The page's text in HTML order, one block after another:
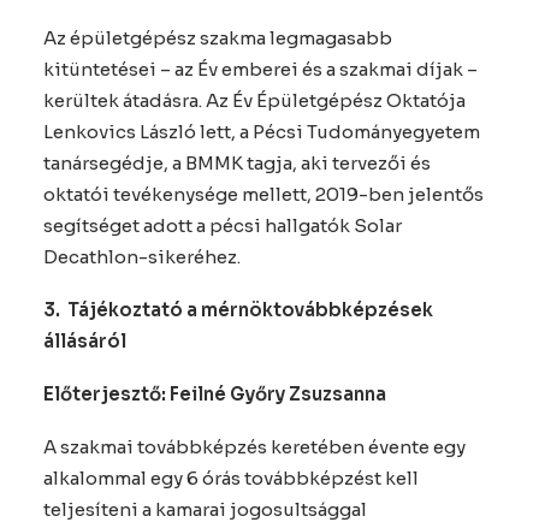
Az épületgépész szakma legmagasabb
kitüntetései – az Év emberei és a szakmai díjak –
kerültek átadásra. Az Év Épületgépész Oktatója
Lenkovics László lett, a Pécsi Tudományegyetem
tanársegédje, a BMMK tagja, aki tervezői és
oktatói tevékenysége mellett, 2019-ben jelentős
segítséget adott a pécsi hallgatók Solar
Decathlon-sikeréhez.
3. Tájékoztató a mérnöktovábbképzések
állásáról
Előterjesztő: Feilné Győry Zsuzsanna
A szakmai továbbképzés keretében évente egy
alkalommal egy 6 órás továbbképzést kell
teljesíteni a kamarai jogosultsággal